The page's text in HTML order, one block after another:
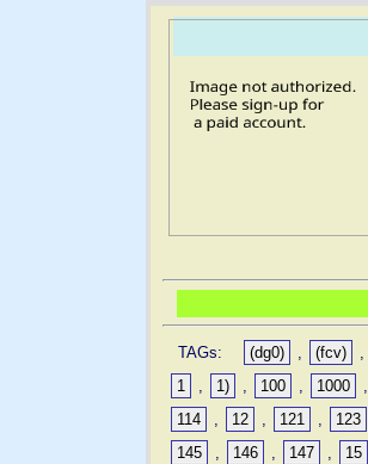
TAGs: (dg0) , (fcv) ,
1
, 1) , 100 , 1000 ,
114
, 12 , 121 , 123
145
, 146 , 147 , 15